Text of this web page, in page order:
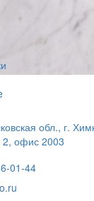
обл., г.
2, офис 2003
01-44